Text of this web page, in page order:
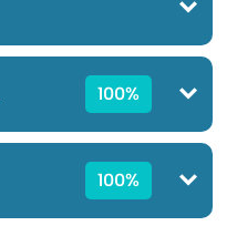
100%
100%